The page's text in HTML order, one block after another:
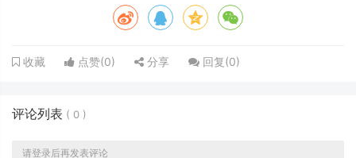
收藏 点赞(0) 分享 回复(0)
评论列表 ( 0 )